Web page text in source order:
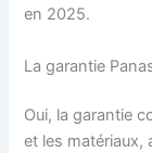
en 2025.
La garantie
Oui, la garantie
et les matériaux,